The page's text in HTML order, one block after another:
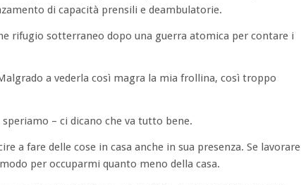
di capacità prensili e deambulatorie.
rifugio sotterraneo dopo una guerra atomica per contare i
a vederla così magra la mia frollina, così troppo
– ci dicano che va tutto bene.
a fare delle cose in casa anche in sua presenza. Se lavorare
per occuparmi quanto meno della casa.